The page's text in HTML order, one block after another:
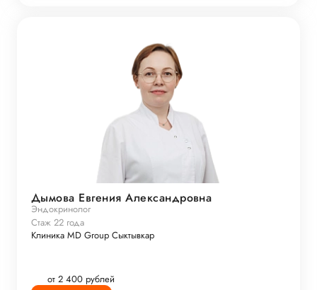
Дымова Евгения Александровна
Эндокринолог
Стаж 22 года
Клиника MD Group Сыктывкар
от 2 400 рублей